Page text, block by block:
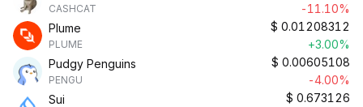
CASHCAT
-11.10%
Plume
PLUME
$ 0.01208312
+3.00%
Pudgy Penguins
PENGU
$ 0.00605108
-4.00%
Sui
$ 0.673126